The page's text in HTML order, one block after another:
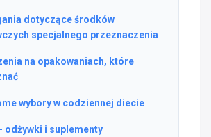
dotyczące środków
specjalnego przeznaczenia
na opakowaniach, które
wybory w codziennej diecie
odżywki i suplementy